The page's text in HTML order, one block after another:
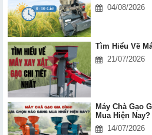
04/08/2026
Tìm Hiểu Về
21/07/2026
Máy Chà Gạo
Mua Hiện Nay?
14/07/2026